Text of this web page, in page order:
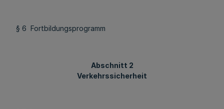
§ 6 Fortbildungsprogramm
Abschnitt 2
Verkehrssicherheit